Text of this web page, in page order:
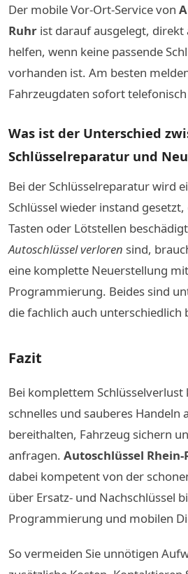
Der mobile Vor-Ort-Service von
Ruhr ist darauf ausgelegt, direkt
helfen, wenn keine passende
vorhanden ist. Am besten
Fahrzeugdaten sofort
Was ist der Unterschied
Schlüsselreparatur und
Bei der Schlüsselreparatur wird
Schlüssel wieder instand
Tasten oder Lötstellen
Autoschlüssel verloren sind,
eine komplette Neuerstellung
Programmierung. Beides sind
die fachlich auch unterschiedlich
Fazit
Bei komplettem
schnelles und sauberes Handeln
bereithalten, Fahrzeug sichern
anfragen. Autoschlüssel Rhein-
dabei kompetent von der
über Ersatz- und Nachschlüssel
Programmierung und mobilen
So vermeiden Sie unnötigen